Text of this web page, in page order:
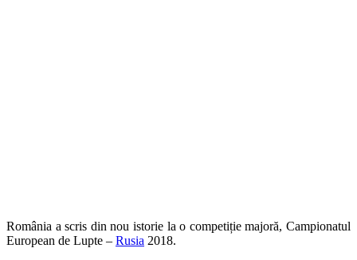
România a scris din nou istorie la o competiție majoră, Campionatul
European de Lupte – Rusia 2018.